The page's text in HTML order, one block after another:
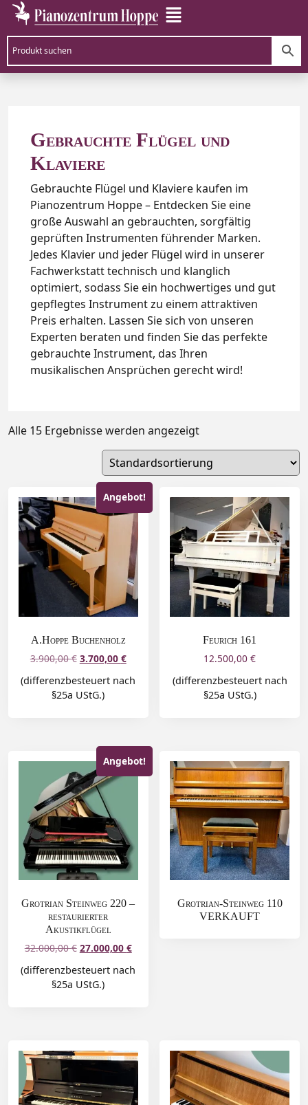
Gebrauchte Flügel und
Klaviere
Gebrauchte Flügel und Klaviere kaufen im
Pianozentrum Hoppe – Entdecken Sie eine
große Auswahl an gebrauchten, sorgfältig
geprüften Instrumenten führender Marken.
Jedes Klavier und jeder Flügel wird in unserer
Fachwerkstatt technisch und klanglich
optimiert, sodass Sie ein hochwertiges und gut
gepflegtes Instrument zu einem attraktiven
Preis erhalten. Lassen Sie sich von unseren
Experten beraten und finden Sie das perfekte
gebrauchte Instrument, das Ihren
musikalischen Ansprüchen gerecht wird!
Alle 15 Ergebnisse werden angezeigt
Angebot!
A.Hoppe Buchenholz
3.900,00€ 3.700,00 €
(differenzbesteuert nach
§25a UStG.)
Feurich 161
12.500,00€
(differenzbesteuert nach
§25a UStG.)
Angebot!
Grotrian Steinweg 220 –
restaurierter
Akustikflügel
32.000,00€ 27.000,00 €
(differenzbesteuert nach
§25a UStG.)
Grotrian-Steinweg 110
VERKAUFT